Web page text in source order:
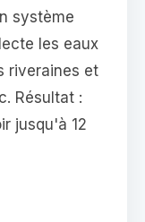
système
les eaux
riveraines et
Résultat :
jusqu'à 12